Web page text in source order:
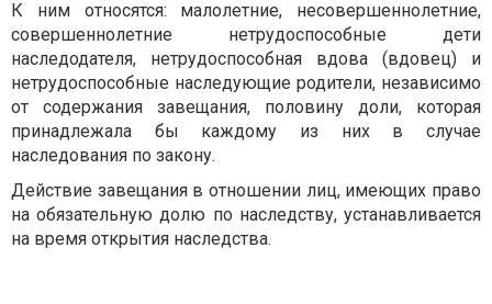
К ним относятся: малолетние, несовершеннолетние,
совершеннолетние нетрудоспособные дети
наследодателя, нетрудоспособная вдова (вдовец) и
нетрудоспособные наследующие родители, независимо
от содержания завещания, половину доли, которая
принадлежала бы каждому из них в случае
наследования по закону.
Действие завещания в отношении лиц, имеющих право
на обязательную долю по наследству, устанавливается
на время открытия наследства.